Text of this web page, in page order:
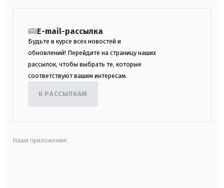
E-mail-рассылка
Будьте в курсе всех новостей и
обновлений! Перейдите на страницу наших
рассылок, чтобы выбрать те, которые
соответствуют вашим интересам.
К РАССЫЛКАМ
Наши приложения: